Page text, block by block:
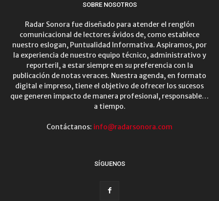
SOBRE NOSOTROS
Radar Sonora fue diseñado para atender el renglón
comunicacional de lectores ávidos de, como establece
nuestro eslogan, Puntualidad Informativa. Aspiramos, por
la experiencia de nuestro equipo técnico, administrativo y
reporteril, a estar siempre en su preferencia con la
publicación de notas veraces. Nuestra agenda, en formato
digital e impreso, tiene el objetivo de ofrecer los sucesos
que generen impacto de manera profesional, responsable…
a tiempo.
Contáctanos: info@radarsonora.com
SÍGUENOS